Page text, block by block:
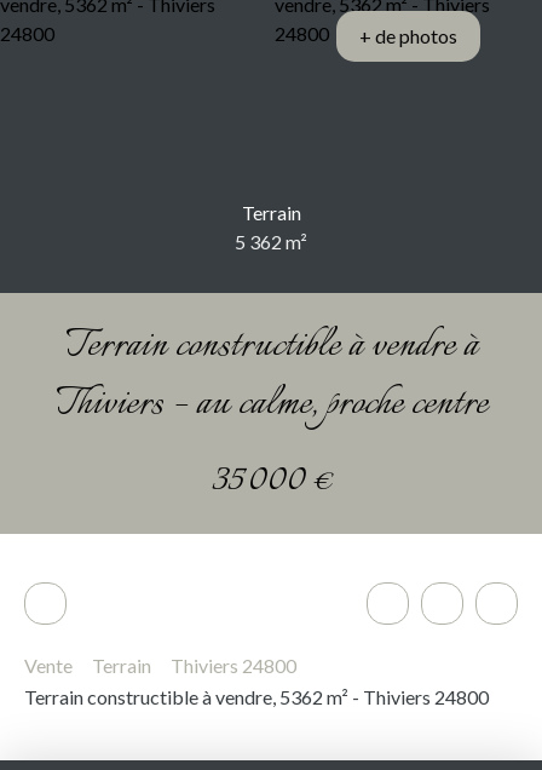
+ de photos
Terrain
5 362 m²
Terrain constructible à vendre à
Thiviers – au calme, proche centre
35 000€
Vente Terrain
Thiviers 24800
Terrain constructible à vendre, 5362 m² - Thiviers 24800